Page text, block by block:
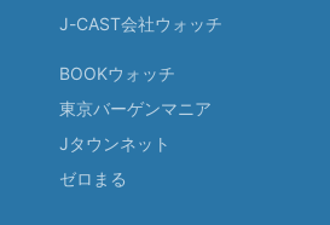
J-CAST会社ウォッチ
BOOKウォッチ
東京バーゲンマニア
Jタウンネット
ゼロまる